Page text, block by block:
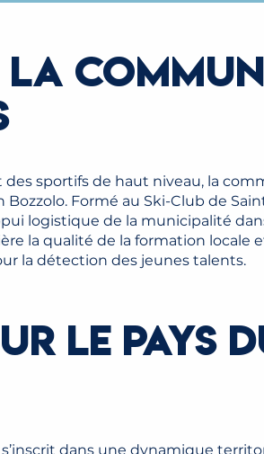
LA
sportifs de haut niveau, la
Formé au Ski-Club de
logistique de la municipalité
la qualité de la formation locale
la détection des jeunes talents.
LE PAYS
dans une dynamique